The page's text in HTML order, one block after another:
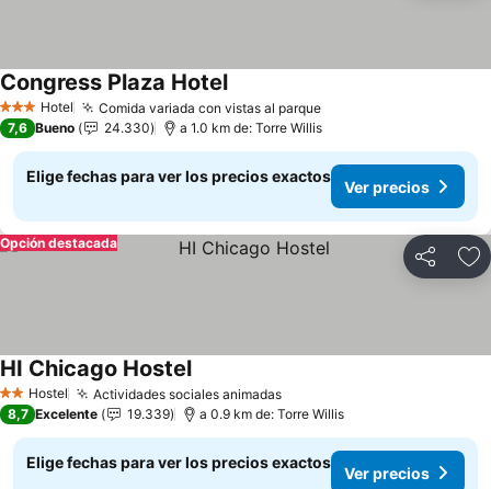
3 Estrellas
Hotel Comida variada con vistas al parque
Congress Plaza Hotel
7,6 Bueno 24.330 a 1.0 km de: Torre Willis
Elige fechas para ver los precios exactos
Ver precios
Compartir
Opción destacada
2 Estrellas
Hostel Actividades sociales animadas
HI Chicago Hostel
8,7 Excelente 19.339 a 0.9 km de: Torre Willis
Elige fechas para ver los precios exactos
Ver precios